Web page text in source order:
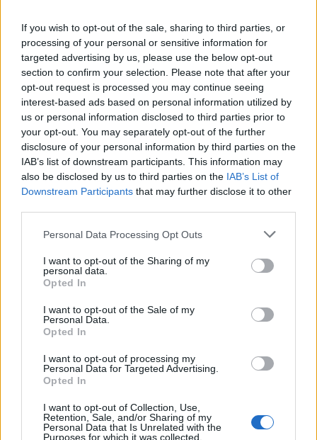
If you wish to opt-out of the sale, sharing to third parties, or
processing of your personal or sensitive information for
targeted advertising by us, please use the below opt-out
section to confirm your selection. Please note that after your
opt-out request is processed you may continue seeing
interest-based ads based on personal information utilized by
us or personal information disclosed to third parties prior to
your opt-out. You may separately opt-out of the further
disclosure of your personal information by third parties on the
IAB’s list of downstream participants. This information may
also be disclosed by us to third parties on the IAB’s List of
Downstream Participants that may further disclose it to other
Personal Data Processing Opt Outs
I want to opt-out of the Sharing of my
personal data.
Opted In
I want to opt-out of the Sale of my
Personal Data.
Opted In
I want to opt-out of processing my
Personal Data for Targeted Advertising.
Opted In
I want to opt-out of Collection, Use,
Retention, Sale, and/or Sharing of my
Personal Data that Is Unrelated with the
Purposes for which it was collected.
Κατηγορία Εργασία - Ελλάδα 30 Οκτωβρίου 2017, 17:05
Συνδρομή σε αυτήν την τροφοδοσία RSS
Τέλος
Σελίδα 58 από 60
ΕΠΑΓΓΕΛΜΑΤΙΕΣ ΥΓΕΙΑΣ